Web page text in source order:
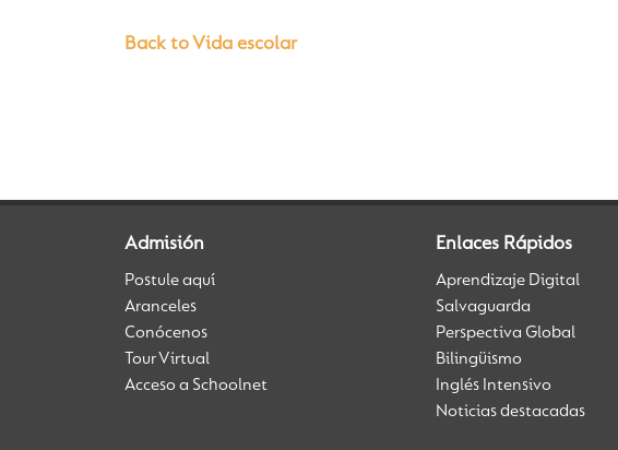
Back to Vida escolar
Admisión
Postule aquí
Aranceles
Conócenos
Tour Virtual
Acceso a Schoolnet
Enlaces Rápidos
Aprendizaje Digital
Salvaguarda
Perspectiva Global
Bilingüismo
Inglés Intensivo
Noticias destacadas